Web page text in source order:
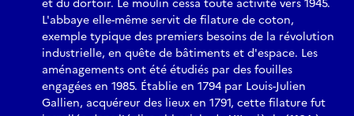
L'abbaye elle-même servit de filature de coton,
exemple typique des premiers besoins de la révolution
industrielle, en quête de bâtiments et d'espace. Les
aménagements ont été étudiés par des fouilles
engagées en 1985. Établie en 1794 par Louis-Julien
Gallien, acquéreur des lieux en 1791, cette filature fut